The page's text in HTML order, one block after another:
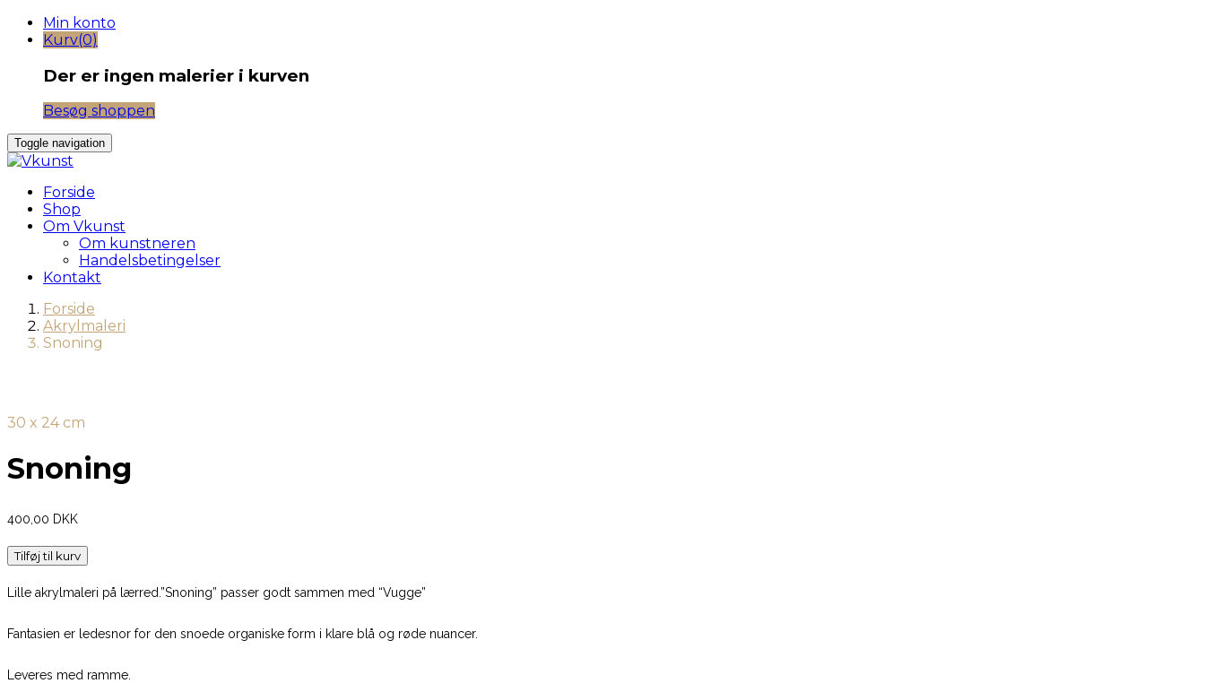
Skip
Min konto
Kurv(0)
Der er ingen malerier i kurven
Besøg shoppen
Toggle navigation
Forside
Shop
Om Vkunst
Om kunstneren
Handelsbetingelser
Kontakt
Forside
Akrylmaleri
Snoning
30 x 24 cm
Snoning
400,00 DKK
Tilføj til kurv
Lille akrylmaleri på lærred.”Snoning” passer godt sammen med “Vugge”
Fantasien er ledesnor for den snoede organiske form i klare blå og røde nuancer.
Leveres med ramme.